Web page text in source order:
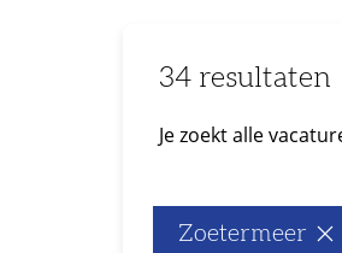
34 resultaten
Je zoekt alle
Zoetermeer